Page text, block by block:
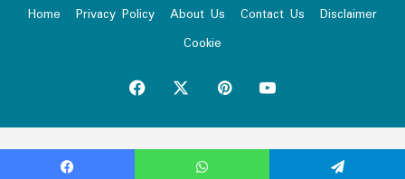
Home
Privacy Policy About Us Contact Us
Disclaimer
Cookie
Facebook PinterestYouTube
Virus-free.www.avast.com